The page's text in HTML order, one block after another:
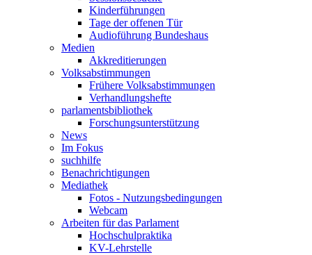
Kinderführungen
Tage der offenen Tür
Audioführung Bundeshaus
Medien
Akkreditierungen
Volksabstimmungen
Frühere Volksabstimmungen
Verhandlungshefte
parlamentsbibliothek
Forschungsunterstützung
News
Im Fokus
suchhilfe
Benachrichtigungen
Mediathek
Fotos - Nutzungsbedingungen
Webcam
Arbeiten für das Parlament
Hochschulpraktika
KV-Lehrstelle